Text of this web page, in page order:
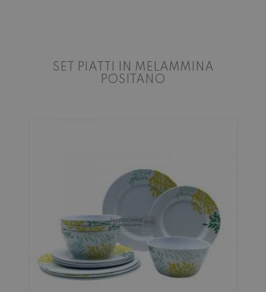
SET PIATTI IN MELAMMINA
POSITANO